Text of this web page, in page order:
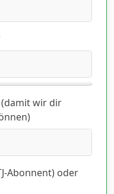
wir dir
Abonnent) oder